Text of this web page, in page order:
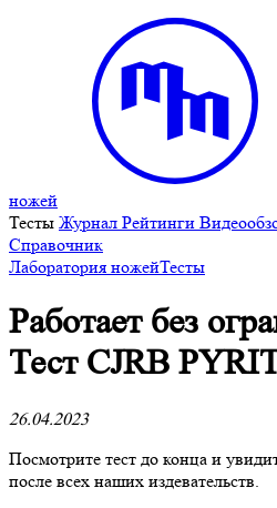
ножей
Тесты Журнал Рейтинги
Справочник
Лаборатория ножейТесты
Работает без
Тест CJRB
26.04.2023
Посмотрите тест до конца и
после всех наших издевательств.